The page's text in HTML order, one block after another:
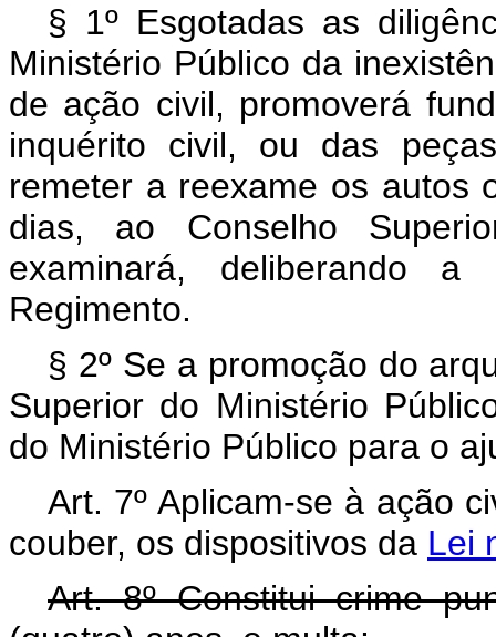
§ 1º Esgotadas as
Ministério Público da
de ação civil, promoverá
inquérito civil, ou das
remeter a reexame os autos
dias, ao Conselho
examinará, deliberando a
Regimento.
§ 2º Se a promoção do
Superior do Ministério
do Ministério Público para o
Art. 7º Aplicam-se à ação
couber, os dispositivos da Lei
Art. 8º Constitui crime